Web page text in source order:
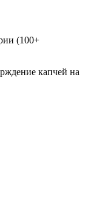
(100+
капчей на